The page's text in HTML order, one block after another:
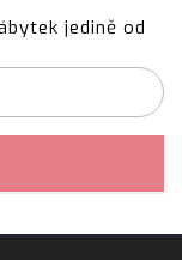
jedině od